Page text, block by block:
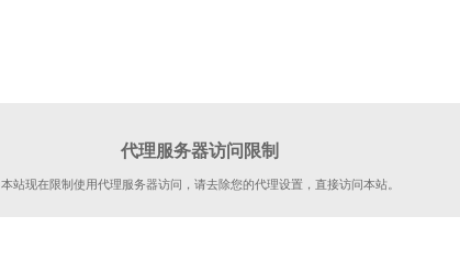
代理服务器访问限制
本站现在限制使用代理服务器访问，请去除您的代理设置，直接访问本站。